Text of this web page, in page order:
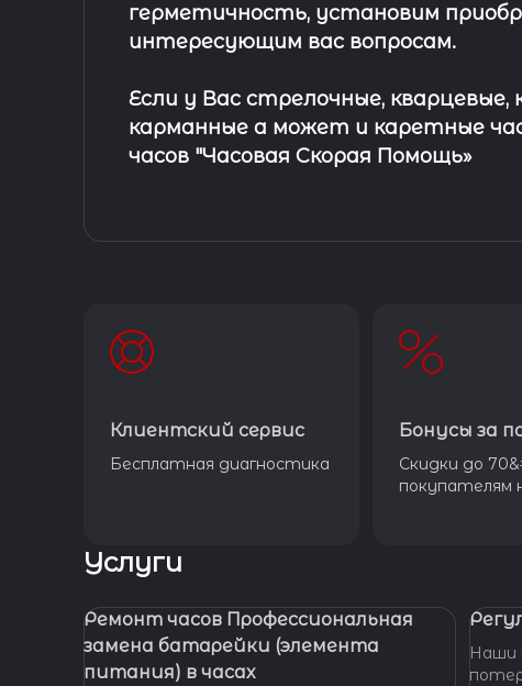
герметичность, установим
интересующим вас вопросам.
Если у Вас стрелочные, кварцевые,
карманные а может и каретные
часов "Часовая Скорая Помощь»
Клиентский сервис
Бесплатная диагностика
Бонусы за
Скидки до
покупателям
Услуги
Ремонт часов Профессиональная
замена батарейки (элемента
питания) в часах
Наши